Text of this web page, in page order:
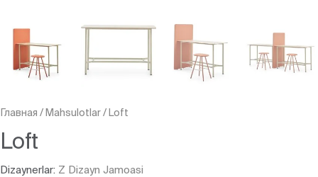
Главная / Mahsulotlar/ Loft
Loft
Dizaynerlar: Z Dizayn Jamoasi